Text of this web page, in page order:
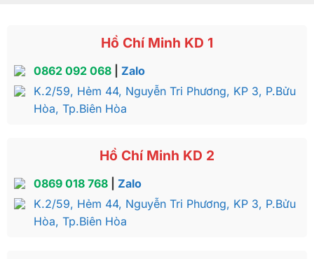
Hồ Chí Minh KD 1
0862 092 068| Zalo
K.2/59, Hẻm 44, Nguyễn Tri Phương, KP 3, P.Bửu
Hòa, Tp.Biên Hòa
Hồ Chí Minh KD 2
0869 018 768| Zalo
K.2/59, Hẻm 44, Nguyễn Tri Phương, KP 3, P.Bửu
Hòa, Tp.Biên Hòa